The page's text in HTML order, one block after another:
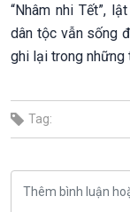
“Nhâm nhi Tết”,
dân tộc vẫn sống
ghi lại trong những
Tag: